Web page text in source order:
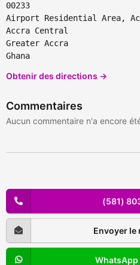
00233
Airport Residential Area,
Accra Central
Greater Accra
Ghana
Obtenir des directions →
Commentaires
Aucun commentaire n'a encore
(581)
Envoyer le
WhatsApp